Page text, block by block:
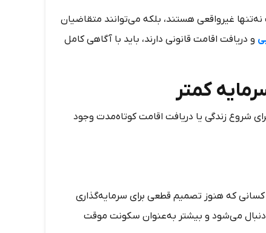
ارزان‌قیمت نه‌تنها غیرواقعی هستند، بلکه می‌توانند متقاضیان
و دریافت اقامت قانونی دارند، باید با آگاهی کامل
کمتر
شروع زندگی یا دریافت اقامت کوتاه‌مدت وجود
که هنوز تصمیم قطعی برای سرمایه‌گذاری
دنبال می‌شود و بیشتر به‌عنوان سکونت موقت